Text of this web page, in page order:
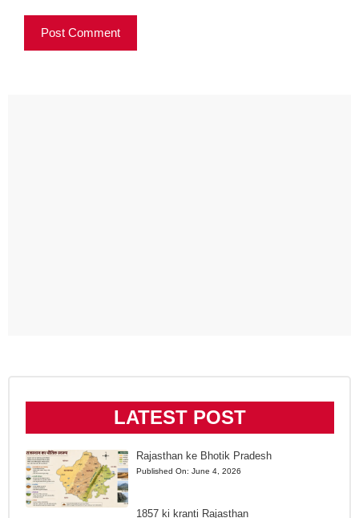
LATEST POST
Rajasthan ke Bhotik Pradesh
Published On: June 4, 2026
1857 ki kranti Rajasthan